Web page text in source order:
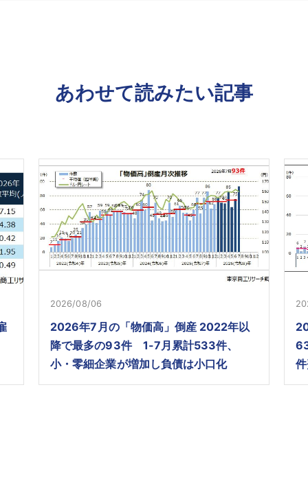
あわせて読みたい記事
2026/08/06
2026年7月の「物価高」倒産 2022年以
降で最多の93件 1-7月累計533件、
小・零細企業が増加し負債は小口化